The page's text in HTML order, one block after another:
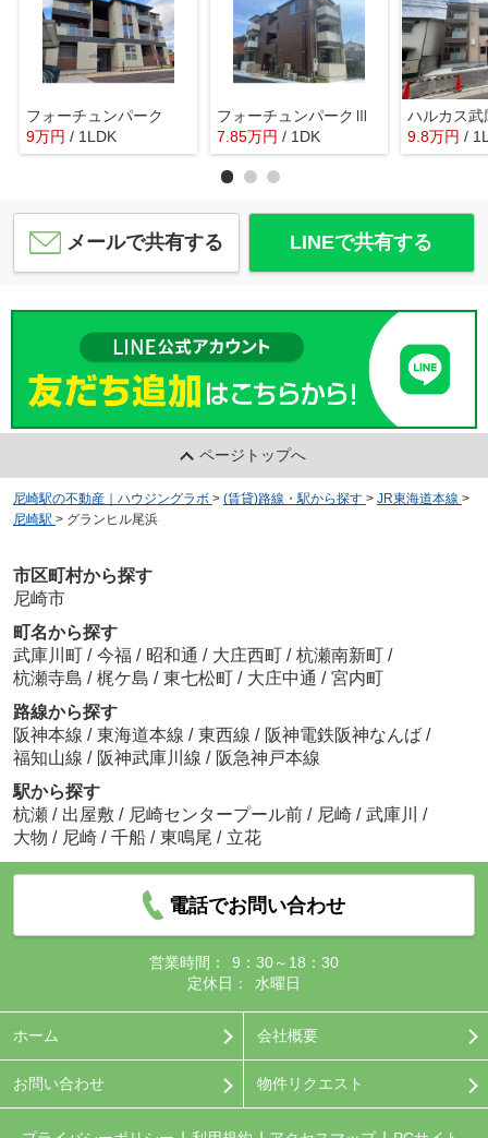
フォーチュンパーク
9万円 / 1LDK
フォーチュンパークⅢ
7.85万円 / 1DK
ハルカス武
9.8万円 /
メールで共有する LINEで共有する
ページトップへ
尼崎駅の不動産｜ハウジングラボ > (賃貸)路線・駅から探す > JR東海道本線 >
尼崎駅 > グランヒル尾浜
市区町村から探す
尼崎市
町名から探す
武庫川町 / 今福 / 昭和通 / 大庄西町 / 杭瀬南新町 /
杭瀬寺島 / 梶ケ島 / 東七松町 / 大庄中通 / 宮内町
路線から探す
阪神本線 / 東海道本線 / 東西線 / 阪神電鉄阪神なんば /
福知山線 / 阪神武庫川線 / 阪急神戸本線
駅から探す
杭瀬 / 出屋敷 / 尼崎センタープール前 / 尼崎 / 武庫川
/
大物 / 尼崎 / 千船 / 東鳴尾 / 立花
電話でお問い合わせ
営業時間：
9：30～18：30
定休日：
水曜日
ホーム 会社概要
お問い合わせ 物件リクエスト